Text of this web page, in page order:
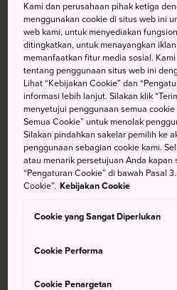
Restoran yakitori menyajikan
bagian tubuh yang tidak lazim
dengan memesan negima,
dijadikan sate dengan bawang
adalah filet ayam daging putih,
disajikan dengan sesendok
berjiwa petualang, pesanlah
ayam. Hati ayam memiliki
berasap, dan sangat cocok
Shio atau tare
Kami dan perusahaan pihak ketiga
menggunakan cookie di situs web ini
web kami, untuk menyediakan
ditingkatkan, untuk menayangkan
memanfaatkan fitur media sosial.
tentang penggunaan situs web ini
Lihat “Kebijakan Cookie” dan
informasi lebih lanjut. Silakan klik
menyetujui penggunaan semua cookie
Semua Cookie” untuk menolak
Silakan pindahkan sakelar pemilih ke
penggunaan sebagian cookie kami.
atau menarik persetujuan Anda kapan
“Pengaturan Cookie” di bawah Pasal
Cookie”. Kebijakan Cookie
Cookie yang Sangat Diperlukan
Cookie Performa
Cookie Penargetan